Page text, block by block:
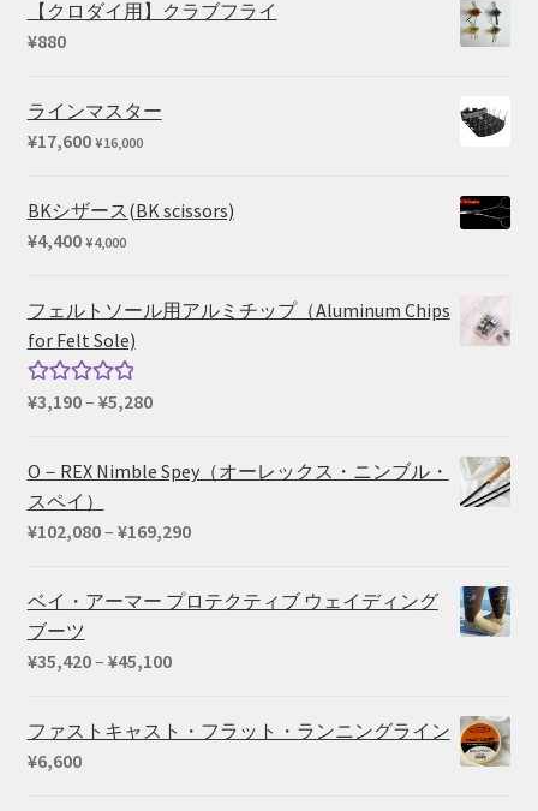
で
し
¥54,450
【クロダイ用】クラブフライ
¥880
ラインマスター
¥17,600 ¥16,000
BKシザース(BK scissors)
¥4,400 ¥4,000
フェルトソール用アルミチップ（Aluminum Chips
for Felt Sole)
5段階中
¥3,190– ¥5,280価
帯:
–
O－REX Nimble Spey（オーレックス・ニンブル・
スペイ）
¥102,080– ¥169,290価
帯:
ベイ・アーマー プロテクティブ ウェイディング
ブーツ
¥35,420– ¥45,100価
帯:
ファストキャスト・フラット・ランニングライン
¥6,600